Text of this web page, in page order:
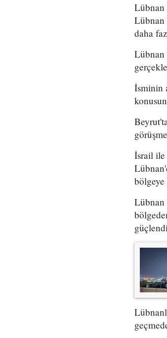
Lübnan
Lübnan
daha
Lübnan
İsminin
İsrail ile
bölgeye
Lübnan